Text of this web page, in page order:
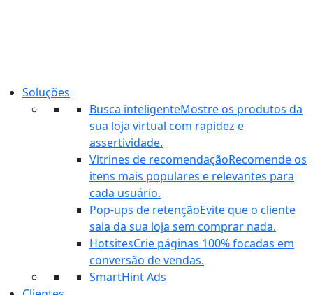
Soluções
Busca inteligenteMostre os produtos da
sua loja virtual com rapidez e
assertividade.
Vitrines de recomendaçãoRecomende os
itens mais populares e relevantes para
cada usuário.
Pop-ups de retençãoEvite que o cliente
saia da sua loja sem comprar nada.
HotsitesCrie páginas 100% focadas em
conversão de vendas.
SmartHint Ads